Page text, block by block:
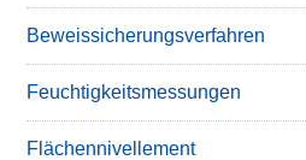
Beweissicherungsverfahren
Feuchtigkeitsmessungen
Flächennivellement